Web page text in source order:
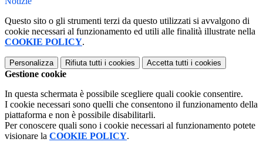
Questo sito o gli strumenti terzi da questo utilizzati si avvalgono di
cookie necessari al funzionamento ed utili alle finalità illustrate nella
COOKIE POLICY.
Personalizza Rifiuta tutti i cookies Accetta tutti i cookies
Gestione cookie
In questa schermata è possibile scegliere quali cookie consentire.
I cookie necessari sono quelli che consentono il funzionamento della
piattaforma e non è possibile disabilitarli.
Per conoscere quali sono i cookie necessari al funzionamento potete
visionare la COOKIE POLICY.